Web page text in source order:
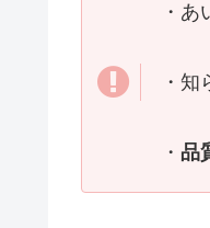
・あ
・知
・ 品